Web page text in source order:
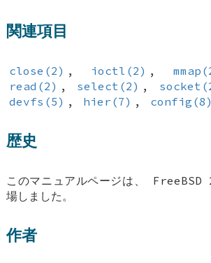
関連項目
close(2) , ioctl(2) ,
read(2) , select(2) ,
devfs(5) , hier(7) , config(8)
歴史
このマニュアルページは、 FreeBSD
場しました。
作者